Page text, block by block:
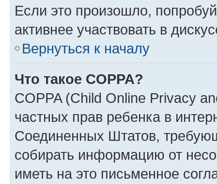
Если это произошло,
активнее участвовать в
Вернуться к началу
Что такое COPPA?
COPPA (Child Online Privacy
частных прав ребенка в
Соединенных Штатов,
собирать информацию от
иметь на это письменное